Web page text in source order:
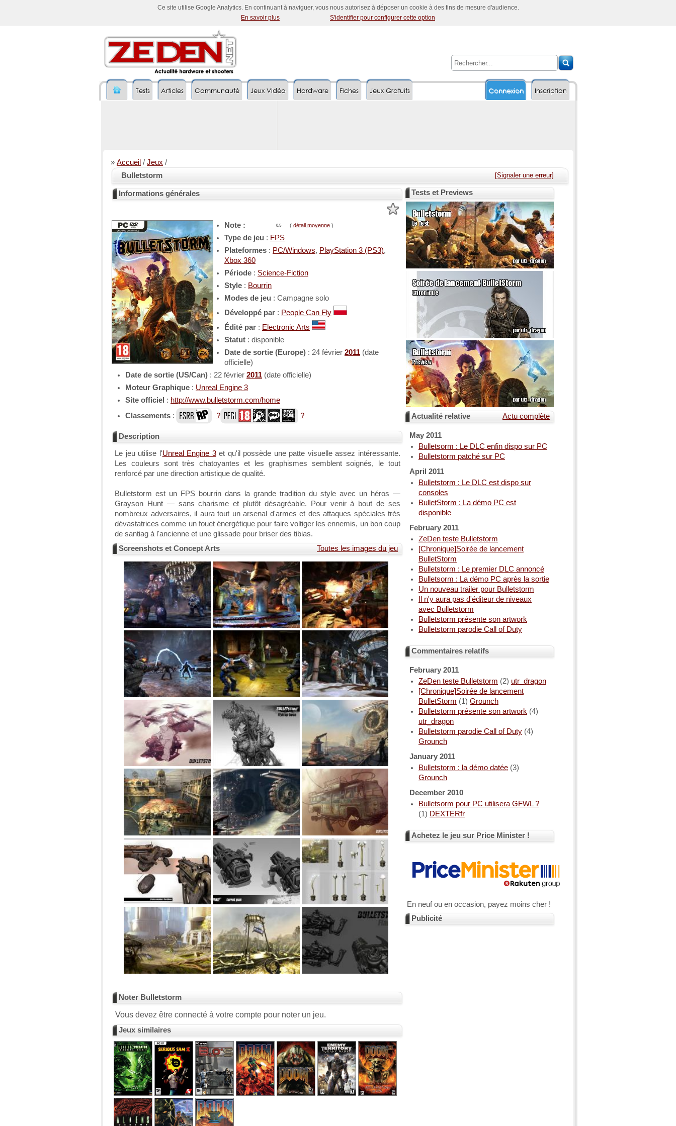
Ce site utilise Google Analytics. En continuant à naviguer, vous nous autorisez à déposer un cookie à des fins de mesure d'audience.
En savoir plus
S'identifier pour configurer cette option
Inscription
Tests Articles Communauté Jeux Vidéo Hardware Fiches Connexion
Jeux Gratuits
» Accueil / Jeux /
[Signaler une erreur]
Bulletstorm
Informations générales
Note : 8.5 ( détail moyenne )
Type de jeu : FPS
Plateformes : PC/Windows, PlayStation 3 (PS3),
Xbox 360
Période : Science-Fiction
Style : Bourrin
Modes de jeu : Campagne solo
Développé par : People Can Fly
Édité par : Electronic Arts
Statut : disponible
Date de sortie (Europe) : 24 février 2011 (date
officielle)
Date de sortie (US/Can) : 22 février 2011 (date officielle)
Moteur Graphique : Unreal Engine 3
Site officiel : http://www.bulletstorm.com/home
Classements : ? ?
Description
Le jeu utilise l'Unreal Engine 3et qu'il possède une patte visuelle assez intéressante.
Les couleurs sont très chatoyantes et les graphismes semblent soignés, le tout
renforcé par une direction artistique de qualité.
Bulletstorm est un FPS bourrin dans la grande tradition du style avec un héros —
Grayson Hunt — sans charisme et plutôt désagréable. Pour venir à bout de ses
nombreux adversaires, il aura tout un arsenal d'armes et des attaques spéciales très
dévastatrices comme un fouet énergétique pour faire voltiger les ennemis, un bon coup
de santiag à l'ancienne et une glissade pour briser des tibias.
Toutes les images du jeu
Screenshots et Concept Arts
Noter Bulletstorm
Vous devez être connecté à votre compte pour noter un jeu.
Jeux similaires
Tests et Previews
Actu complète
Actualité relative
May 2011
Bulletsorm : Le DLC enfin dispo sur PC
Bulletstorm patché sur PC
April 2011
Bulletstorm : Le DLC est dispo sur
consoles
BulletStorm : La démo PC est
disponible
February 2011
ZeDen teste Bulletstorm
[Chronique]Soirée de lancement
BulletStorm
Bulletstorm : Le premier DLC annoncé
Bulletsorm : La démo PC après la sortie
Un nouveau trailer pour Bulletstorm
Il n'y aura pas d'éditeur de niveaux
avec Bulletstorm
Bulletstorm présente son artwork
Bulletstorm parodie Call of Duty
Commentaires relatifs
February 2011
ZeDen teste Bulletstorm (2) utr_dragon
[Chronique]Soirée de lancement
BulletStorm (1) Grounch
Bulletstorm présente son artwork (4)
utr_dragon
Bulletstorm parodie Call of Duty (4)
Grounch
January 2011
Bulletstorm : la démo datée (3)
Grounch
December 2010
Bulletsorm pour PC utilisera GFWL ?
(1) DEXTERfr
Achetez le jeu sur Price Minister !
En neuf ou en occasion, payez moins cher !
Publicité